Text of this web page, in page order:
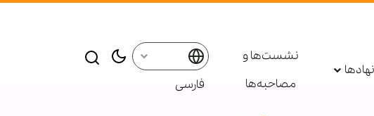
نهادها
نشست‌ها و
مصاحبه‌ها
فارسی